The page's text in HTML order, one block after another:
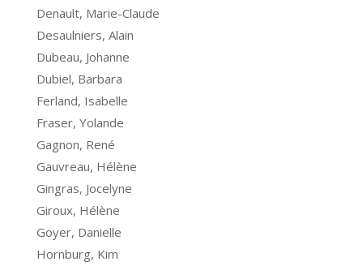
Denault, Marie-Claude
Desaulniers, Alain
Dubeau, Johanne
Dubiel, Barbara
Ferland, Isabelle
Fraser, Yolande
Gagnon, René
Gauvreau, Hélène
Gingras, Jocelyne
Giroux, Hélène
Goyer, Danielle
Hornburg, Kim